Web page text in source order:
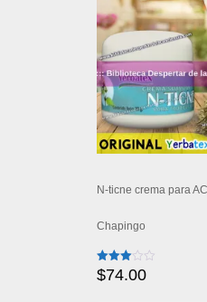
N-ticne crema para
Chapingo
Valorad
o con
$74.00